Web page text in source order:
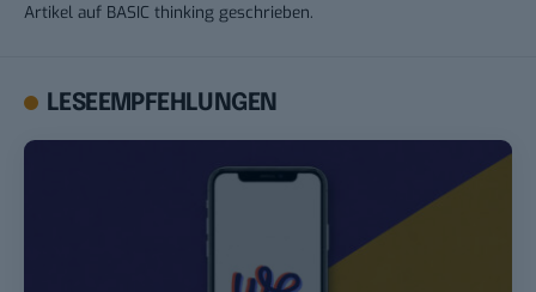
Artikel auf BASIC thinking geschrieben.
LESEEMPFEHLUNGEN